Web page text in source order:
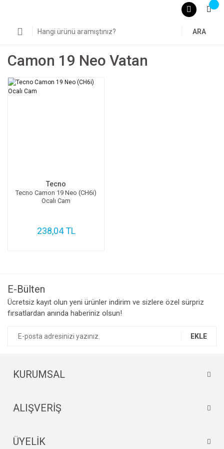
ARA
Camon 19 Neo Vatan
Tecno
Tecno Camon 19 Neo (CH6i)
Ocalı Cam
238,04 TL
E-Bülten
Ücretsiz kayıt olun yeni ürünler indirim ve sizlere özel sürpriz
fırsatlardan anında haberiniz olsun!
EKLE
KURUMSAL
ALIŞVERİŞ
ÜYELİK